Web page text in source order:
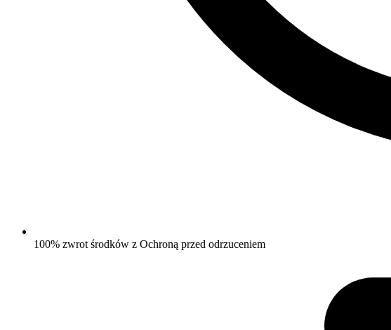
100% zwrot środków z Ochroną przed odrzuceniem